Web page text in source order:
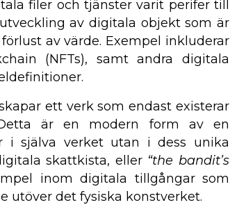
filer och tjänster varit perifer till
av digitala objekt som är
av värde. Exempel inkluderar
(NFTs), samt andra digitala
ett verk som endast existerar
är en modern form av en
i själva verket utan i dess unika
skattkista, eller “the bandit’s
inom digitala tillgångar som
utöver det fysiska konstverket.